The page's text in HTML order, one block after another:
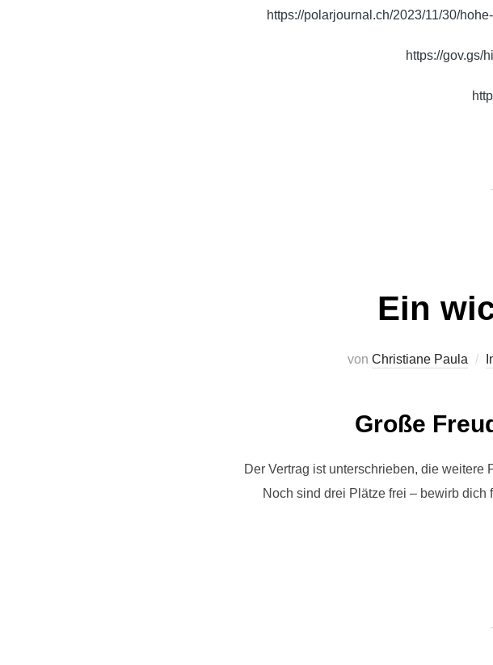
https://polarjournal.ch/2023/11/30/
https://gov.gs/
Ein
von Christiane Paula
Große
Der Vertrag ist unterschrieben, die
Noch sind drei Plätze frei – bewirb dich